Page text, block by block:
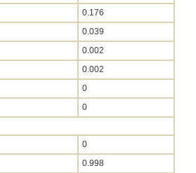
0.176
0.039
0.002
0.002
0
0
0
0.998